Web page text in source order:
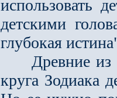
использовать
детскими
глубокая
Древние из
круга Зодиака